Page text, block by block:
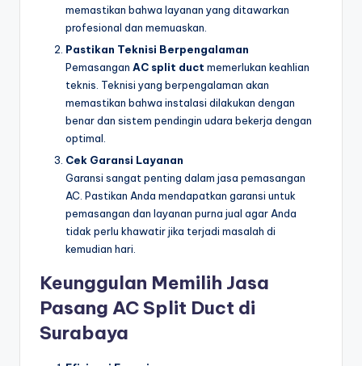
memastikan bahwa layanan yang ditawarkan
profesional dan memuaskan.
Pastikan Teknisi Berpengalaman
Pemasangan AC split duct memerlukan keahlian
teknis. Teknisi yang berpengalaman akan
memastikan bahwa instalasi dilakukan dengan
benar dan sistem pendingin udara bekerja dengan
optimal.
Cek Garansi Layanan
Garansi sangat penting dalam jasa pemasangan
AC. Pastikan Anda mendapatkan garansi untuk
pemasangan dan layanan purna jual agar Anda
tidak perlu khawatir jika terjadi masalah di
kemudian hari.
Keunggulan Memilih Jasa
Pasang AC Split Duct di
Surabaya